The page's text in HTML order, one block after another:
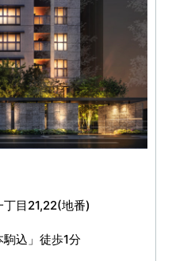
目21,22(地番)
込」徒歩1分